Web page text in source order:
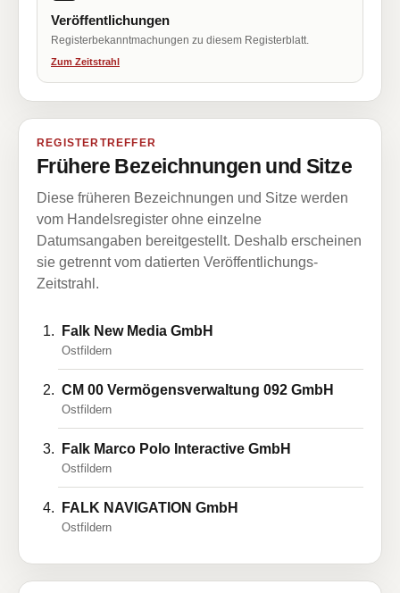
Veröffentlichungen
Registerbekanntmachungen zu diesem Registerblatt.
Zum Zeitstrahl
REGISTERTREFFER
Frühere Bezeichnungen und Sitze
Diese früheren Bezeichnungen und Sitze werden
vom Handelsregister ohne einzelne
Datumsangaben bereitgestellt. Deshalb erscheinen
sie getrennt vom datierten Veröffentlichungs-
Zeitstrahl.
Falk New Media GmbH
Ostfildern
CM 00 Vermögensverwaltung 092 GmbH
Ostfildern
Falk Marco Polo Interactive GmbH
Ostfildern
FALK NAVIGATION GmbH
Ostfildern